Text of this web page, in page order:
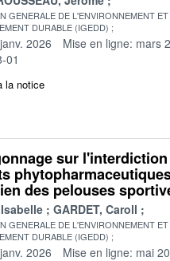
GENERALE DE L'ENVIRONNEMENT
DURABLE (IGEDD)
2026 Mise en ligne: mars
01
la notice
sur
des pelouses
GARDET, Caroll
GENERALE DE L'ENVIRONNEMENT
DURABLE (IGEDD)
2026 Mise en ligne: mai